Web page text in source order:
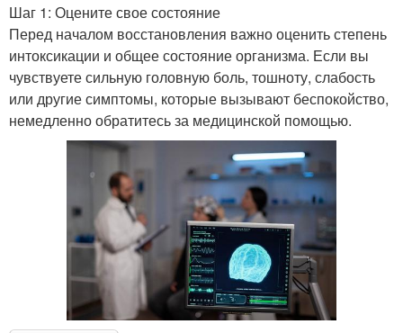
Шаг 1: Оцените свое состояние
Перед началом восстановления важно оценить степень
интоксикации и общее состояние организма. Если вы
чувствуете сильную головную боль, тошноту, слабость
или другие симптомы, которые вызывают беспокойство,
немедленно обратитесь за медицинской помощью.